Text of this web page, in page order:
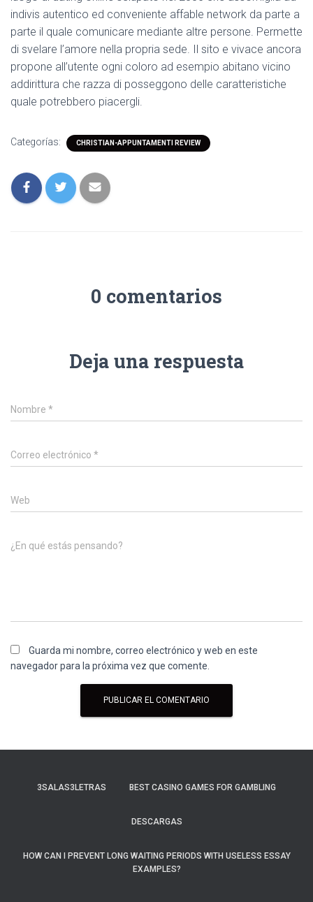
indivis autentico ed conveniente affable network da parte a
parte il quale comunicare mediante altre persone. Permette
di svelare l’amore nella propria sede. Il sito e vivace ancora
propone all’utente ogni coloro ad esempio abitano vicino
addirittura che razza di posseggono delle caratteristiche
quale potrebbero piacergli.
Categorías: CHRISTIAN-APPUNTAMENTI REVIEW
0 comentarios
Deja una respuesta
Nombre *
Correo electrónico *
Web
¿En qué estás pensando?
Guarda mi nombre, correo electrónico y web en este
navegador para la próxima vez que comente.
3SALAS3LETRAS BEST CASINO GAMES FOR GAMBLING
DESCARGAS
HOW CAN I PREVENT LONG WAITING PERIODS WITH USELESS ESSAY
EXAMPLES?